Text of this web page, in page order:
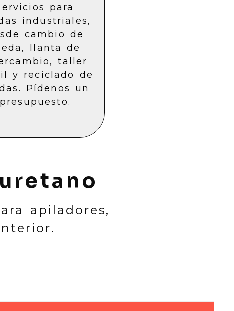
para
industriales,
cambio de
llanta de
taller
y reciclado de
Pídenos un
presupuesto.
apiladores,